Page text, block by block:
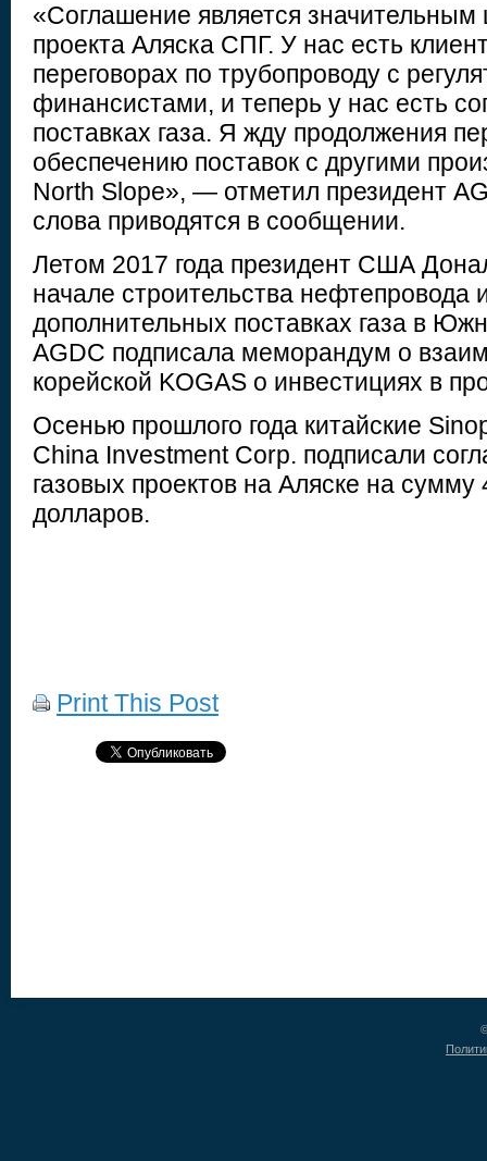
«Соглашение является
проекта Аляска СПГ. У нас есть
переговорах по трубопроводу с
финансистами, и теперь у нас есть
поставках газа. Я жду продолжения
обеспечению поставок с другими
North Slope», — отметил президент
слова приводятся в сообщении.
Летом 2017 года президент США
начале строительства
дополнительных поставках газа в
AGDC подписала меморандум о
корейской KOGAS о инвестициях в
Осенью прошлого года китайские
China Investment Corp. подписали
газовых проектов на Аляске на
долларов.
Print This Post